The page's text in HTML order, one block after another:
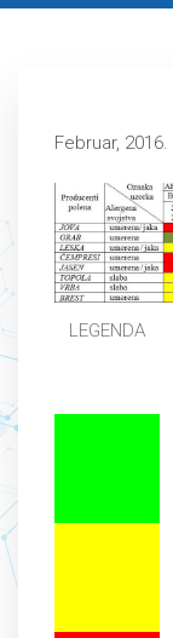
Februar, 2016.
LEGENDA